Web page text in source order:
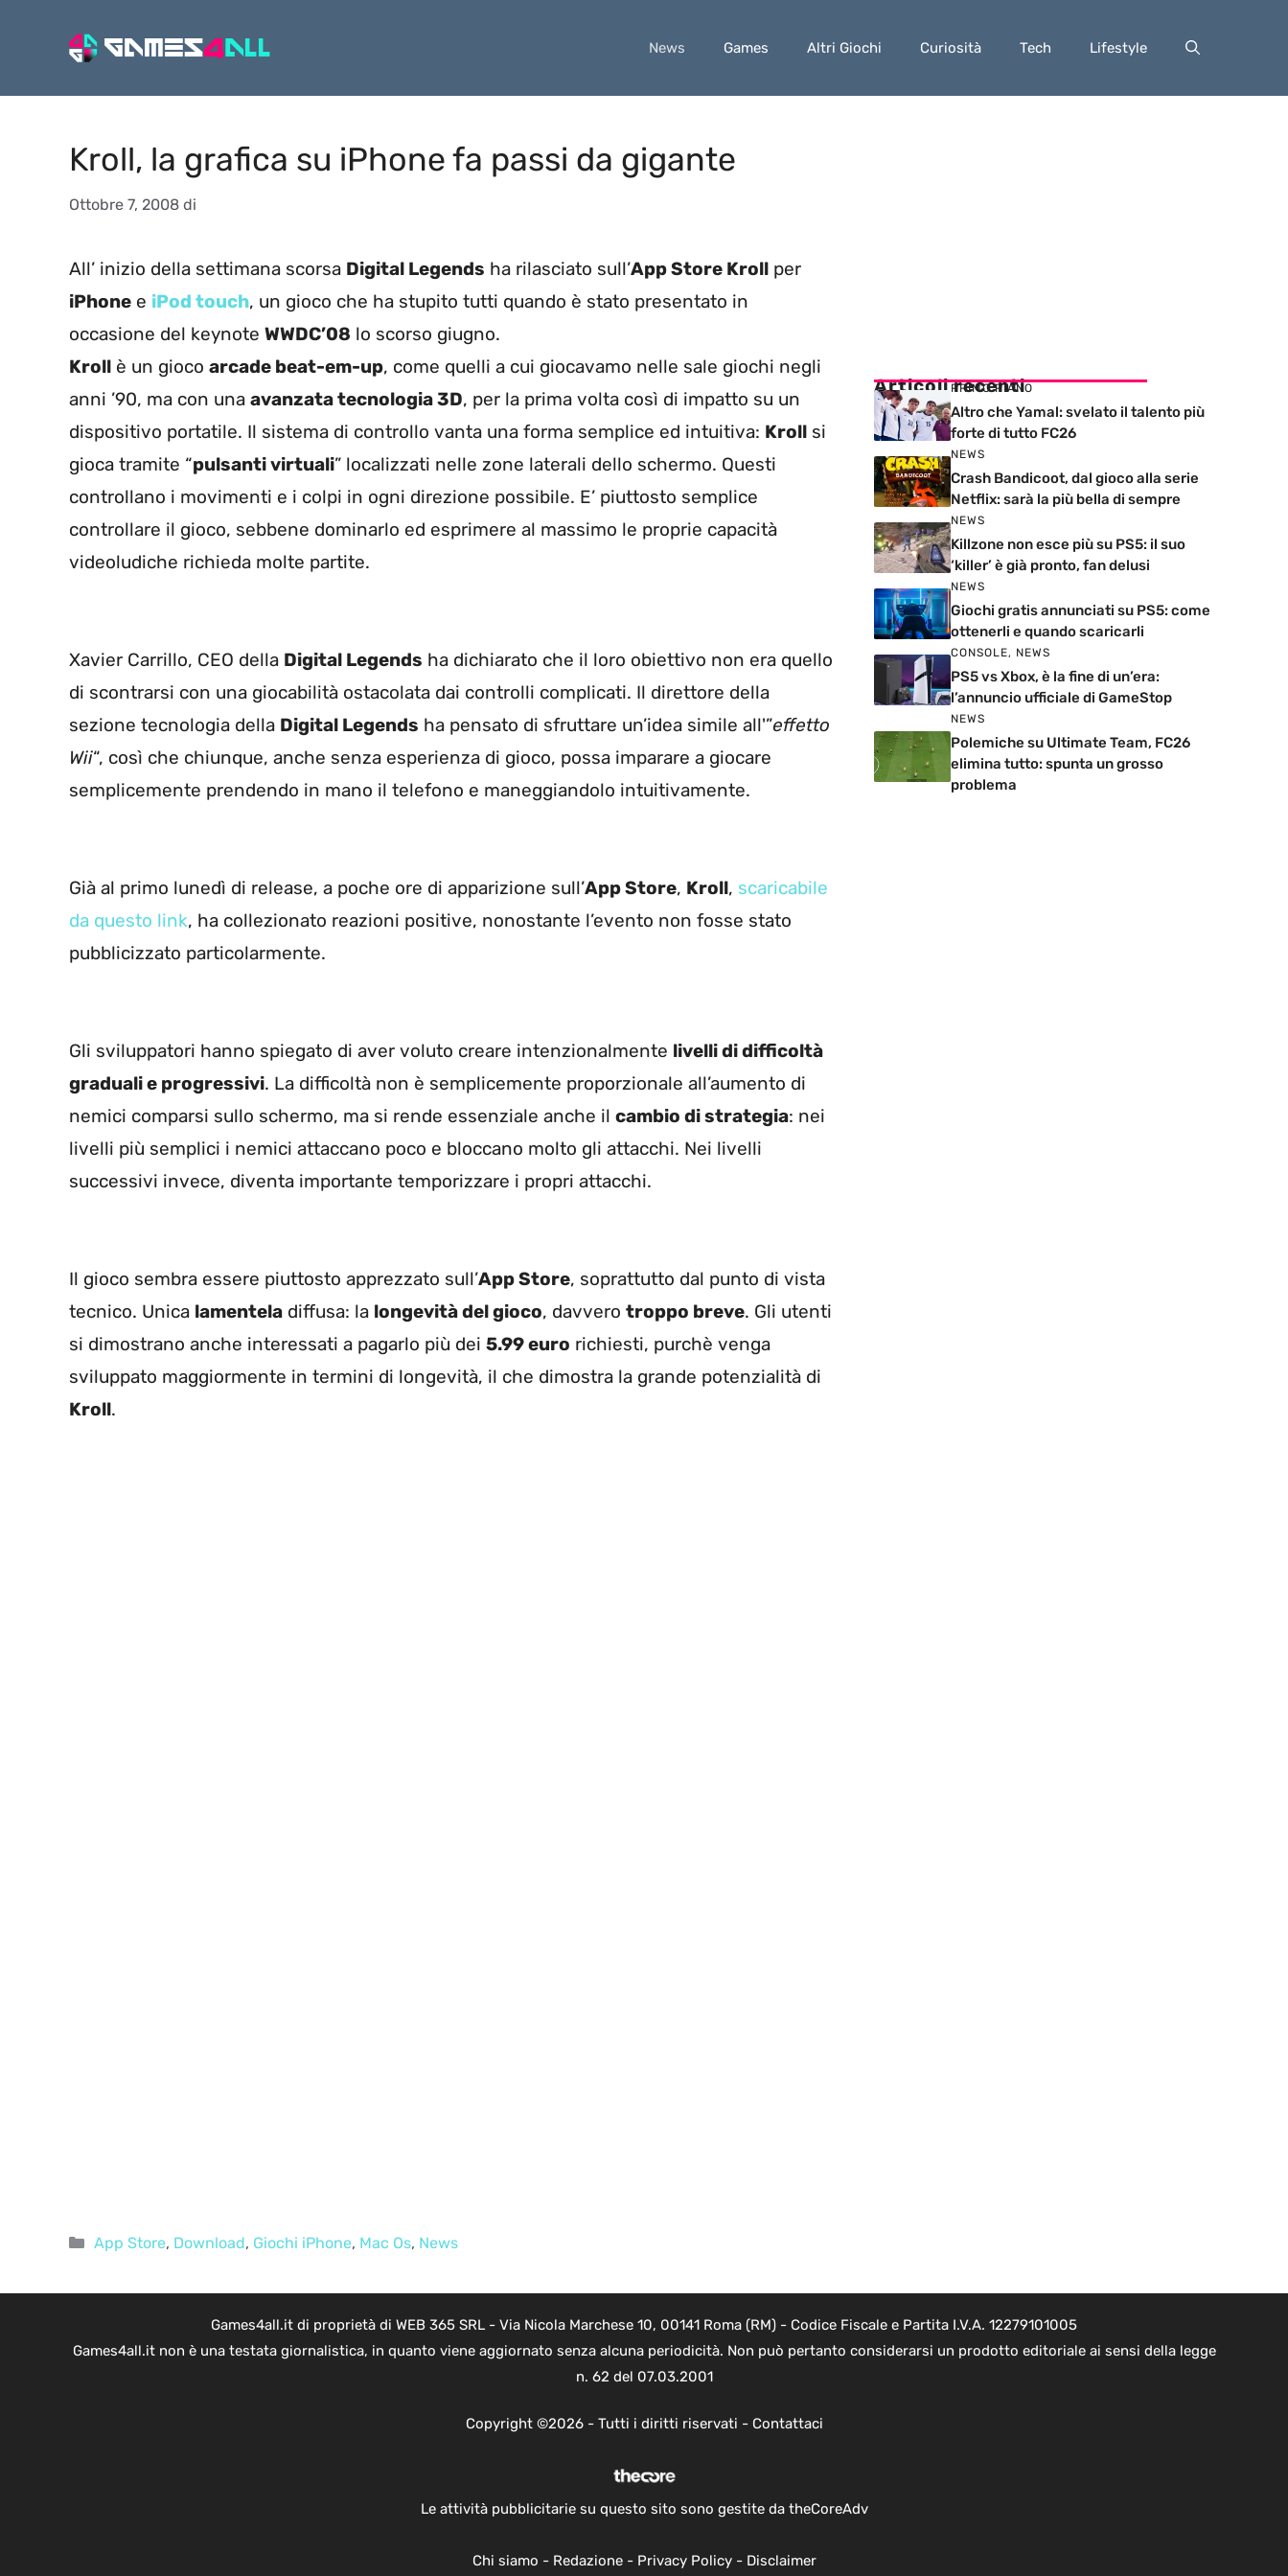
News Games Altri Giochi Curiosità Tech Lifestyle
Kroll, la grafica su iPhone fa passi da gigante
Ottobre 7, 2008 di
All’ inizio della settimana scorsa Digital Legends ha rilasciato sull’App Store Kroll per
iPhone e iPod touch, un gioco che ha stupito tutti quando è stato presentato in
occasione del keynote WWDC’08 lo scorso giugno.
Kroll è un gioco arcade beat-em-up, come quelli a cui giocavamo nelle sale giochi negli
anni ’90, ma con una avanzata tecnologia 3D, per la prima volta così di impatto su un
dispositivo portatile. Il sistema di controllo vanta una forma semplice ed intuitiva: Kroll si
gioca tramite “pulsanti virtuali” localizzati nelle zone laterali dello schermo. Questi
controllano i movimenti e i colpi in ogni direzione possibile. E’ piuttosto semplice
controllare il gioco, sebbene dominarlo ed esprimere al massimo le proprie capacità
videoludiche richieda molte partite.
Xavier Carrillo, CEO della Digital Legends ha dichiarato che il loro obiettivo non era quello
di scontrarsi con una giocabilità ostacolata dai controlli complicati. Il direttore della
sezione tecnologia della Digital Legends ha pensato di sfruttare un’idea simile all'”effetto
Wii“, così che chiunque, anche senza esperienza di gioco, possa imparare a giocare
semplicemente prendendo in mano il telefono e maneggiandolo intuitivamente.
Già al primo lunedì di release, a poche ore di apparizione sull’App Store, Kroll, scaricabile
da questo link, ha collezionato reazioni positive, nonostante l’evento non fosse stato
pubblicizzato particolarmente.
Gli sviluppatori hanno spiegato di aver voluto creare intenzionalmente livelli di difficoltà
graduali e progressivi. La difficoltà non è semplicemente proporzionale all’aumento di
nemici comparsi sullo schermo, ma si rende essenziale anche il cambio di strategia: nei
livelli più semplici i nemici attaccano poco e bloccano molto gli attacchi. Nei livelli
successivi invece, diventa importante temporizzare i propri attacchi.
Il gioco sembra essere piuttosto apprezzato sull’App Store, soprattutto dal punto di vista
tecnico. Unica lamentela diffusa: la longevità del gioco, davvero troppo breve. Gli utenti
si dimostrano anche interessati a pagarlo più dei 5.99 euro richiesti, purchè venga
sviluppato maggiormente in termini di longevità, il che dimostra la grande potenzialità di
Kroll.
Categorie
App Store, Download, Giochi iPhone, Mac Os, News
Articoli recenti
PRIMO PIANO
Altro che Yamal: svelato il talento più
forte di tutto FC26
NEWS
Crash Bandicoot, dal gioco alla serie
Netflix: sarà la più bella di sempre
NEWS
Killzone non esce più su PS5: il suo
‘killer’ è già pronto, fan delusi
NEWS
Giochi gratis annunciati su PS5: come
ottenerli e quando scaricarli
CONSOLE, NEWS
PS5 vs Xbox, è la fine di un’era:
l’annuncio ufficiale di GameStop
NEWS
Polemiche su Ultimate Team, FC26
elimina tutto: spunta un grosso
problema
Games4all.it di proprietà di WEB 365 SRL - Via Nicola Marchese 10, 00141 Roma (RM) - Codice Fiscale e Partita I.V.A. 12279101005
Games4all.it non è una testata giornalistica, in quanto viene aggiornato senza alcuna periodicità. Non può pertanto considerarsi un prodotto editoriale ai sensi della legge
n. 62 del 07.03.2001
Copyright ©2026 - Tutti i diritti riservati - Contattaci
Le attività pubblicitarie su questo sito sono gestite da theCoreAdv
Chi siamo - Redazione- Privacy Policy- Disclaimer